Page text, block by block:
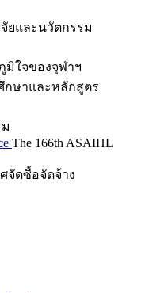
ยและนวัตกรรม
มิใจของจุฬาฯ
กษาและหลักสูตร
The 166th ASAIHL
จัดซื้อจัดจ้าง